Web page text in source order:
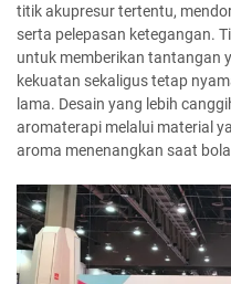
titik akupresur tertentu,
serta pelepasan ketegangan.
untuk memberikan tantangan
kekuatan sekaligus tetap
lama. Desain yang lebih
aromaterapi melalui material
aroma menenangkan saat